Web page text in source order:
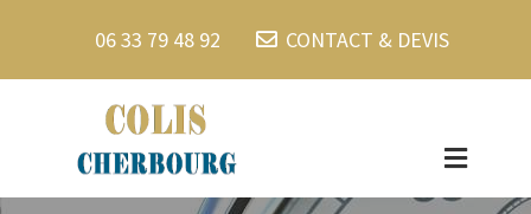
06 33 79 48 92 CONTACT & DEVIS